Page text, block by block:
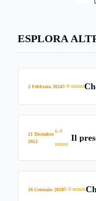
ESPLORA
2 Febbraio 20246–9 minuti
21 Dicembre
2022
6–9
minuti
Il
18 Gennaio 20186–9 minuti